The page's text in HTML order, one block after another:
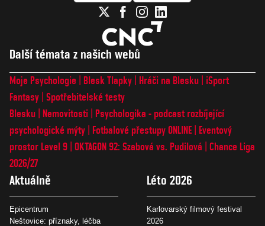
Další témata z našich webů
Moje Psychologie Blesk Tlapky Hráči na Blesku
iSport
Fantasy Spotřebitelské testy
Blesku
Nemovitosti
Psychologika - podcast rozbíjející
psychologické mýty
Fotbalové přestupy ONLINE
Eventový
prostor Level 9 OKTAGON 92: Szabová vs. Pudilová
Chance Liga
2026/27
Aktuálně
Epicentrum
Neštovice: příznaky, léčba
Léto 2026
Karlovarský filmový festival
2026